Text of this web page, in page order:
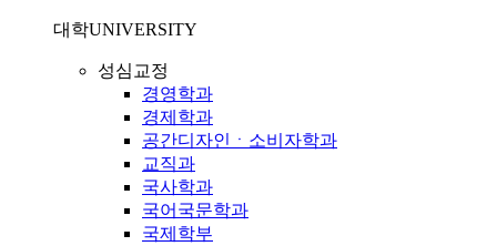
대학UNIVERSITY
성심교정
경영학과
경제학과
공간디자인ㆍ소비자학과
교직과
국사학과
국어국문학과
국제학부